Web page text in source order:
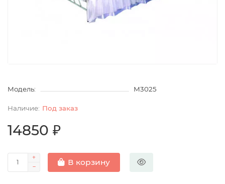
Модель: М3025
Под заказ
14850 ₽
В корзину